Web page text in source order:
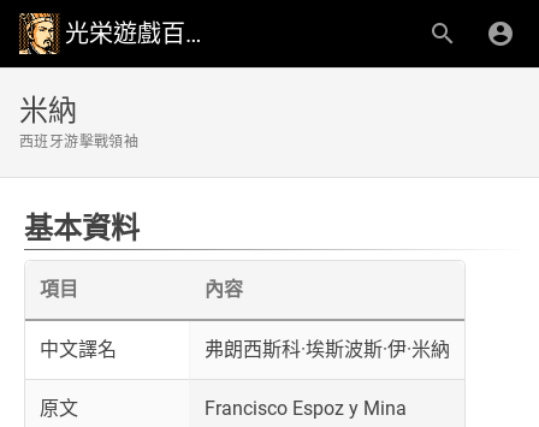
光栄遊戲百科事典
米納
西班牙游擊戰領袖
基本資料
項目 內容
中文譯名 弗朗西斯科·埃斯波斯·伊·米納
原文 Francisco Espoz y Mina